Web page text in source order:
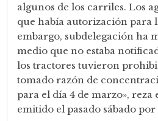
algunos de los carriles. Los
que había autorización para
embargo, subdelegación ha
medio que no estaba
los tractores tuvieron
tomado razón de
para el día 4 de marzo»,
emitido el pasado sábado